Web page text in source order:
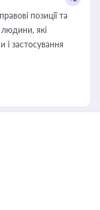
позиції та
які
застосування